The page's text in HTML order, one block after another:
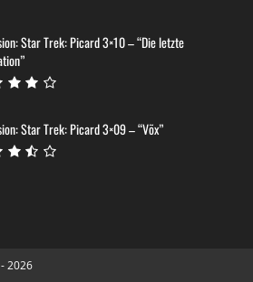
Star Trek: Picard 3×10 – “Die letzte
Star Trek: Picard 3×09 – “Võx”
2026